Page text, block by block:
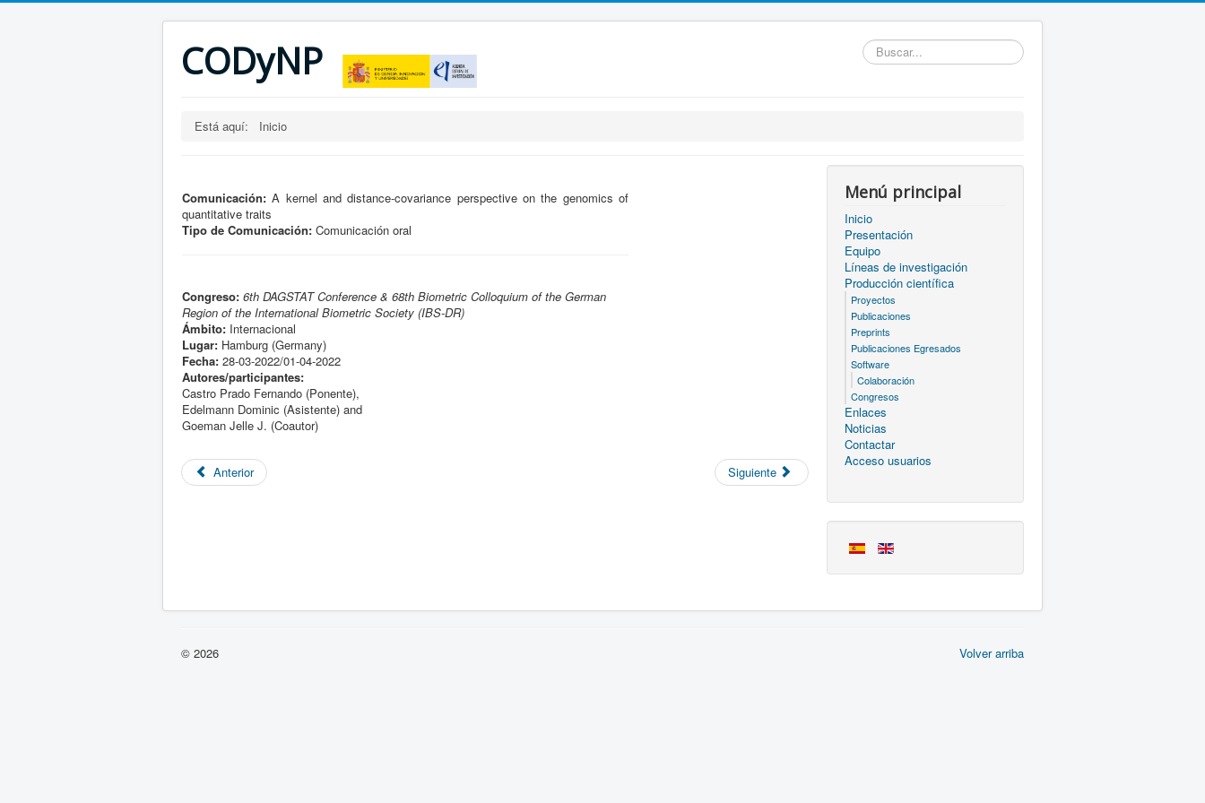
CODyNP Buscar...
Está aquí: Inicio
Comunicación: A kernel and distance-covariance perspective on the genomics of
quantitative traits
Tipo de Comunicación: Comunicación oral
Congreso: 6th DAGSTAT Conference & 68th Biometric Colloquium of the German
Region of the International Biometric Society (IBS-DR)
Ámbito: Internacional
Lugar: Hamburg (Germany)
Fecha: 28-03-2022/01-04-2022
Autores/participantes:
Castro Prado Fernando (Ponente),
Edelmann Dominic (Asistente) and
Goeman Jelle J. (Coautor)
Anterior Siguiente
Menú principal
Inicio
Presentación
Equipo
Líneas de investigación
Producción científica
Proyectos
Publicaciones
Preprints
Publicaciones Egresados
Software
Colaboración
Congresos
Enlaces
Noticias
Contactar
Acceso usuarios
Volver arriba
© 2026